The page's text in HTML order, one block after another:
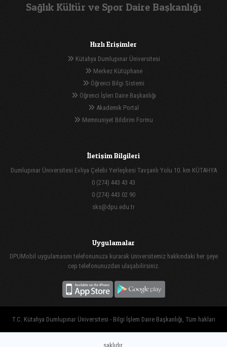
Sağlık Kültür ve Spor Daire Başkanlığı
Hızlı Erişimler
Kütahya Dumlupınar Üniversitesi
Merkez Kütüphane
Öğrenci Bilgi Sistemi
Öğrenci İşleri Daire Başkanlığı
Akademik Portal
Memnuniyet Bildirim Formu
İletişim Bilgileri
Dumlupınar Üniversitesi Evliya Çelebi Yerleşkesi Tavşanlı Yolu 10. km KÜTAHYA
0 (274) 443 43 43
0 (274) 443 02 90
sks@dpu.edu.tr
Uygulamalar
DPUMobil uygulamasını telefonunuza kurarak üniversitemiz hakkındaki her şeye
cep telefonunuzdan ulaşabilirsiniz.
T.C. Kütahya Dumlupınar Üniversitesi - Bilgi İşlem Daire Başkanlığı, Tüm hakları
saklıdır.